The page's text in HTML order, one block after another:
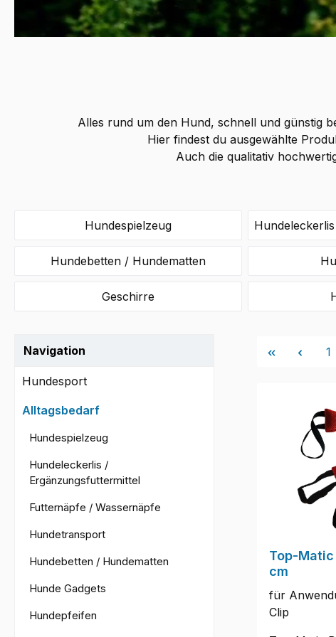
Alles rund um den Hund, schnell und günstig
Hier findest du ausgewählte
Auch die qualitativ
Hundespielzeug
Hundebetten / Hundematten
Geschirre
Navigation
Hundesport
Alltagsbedarf
Hundespielzeug
Hundeleckerlis /
Ergänzungsfuttermittel
Futternäpfe / Wassernäpfe
Hundetransport
Hundebetten / Hundematten
Hunde Gadgets
Hundepfeifen
1
Top-Matic
cm
für
Clip